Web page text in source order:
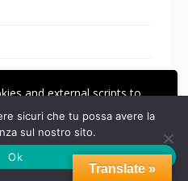
and external scripts to
ACCETTA
Translate »
sicuri che tu possa avere la
sul nostro sito.
Ok